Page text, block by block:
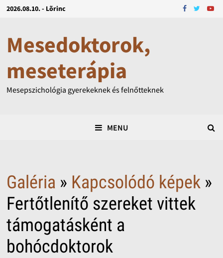
2026.08.10. - Lõrinc
Mesedoktorok,
meseterápia
Mesepszichológia gyerekeknek és felnőtteknek
MENU
Galéria » Kapcsolódó képek»
Fertőtlenítő szereket vittek
támogatásként a
bohócdoktorok